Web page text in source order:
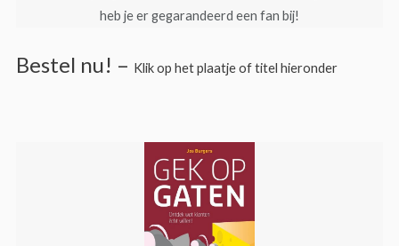
heb je er gegarandeerd een fan bij!
Bestel nu! – Klik op het plaatje of titel hieronder